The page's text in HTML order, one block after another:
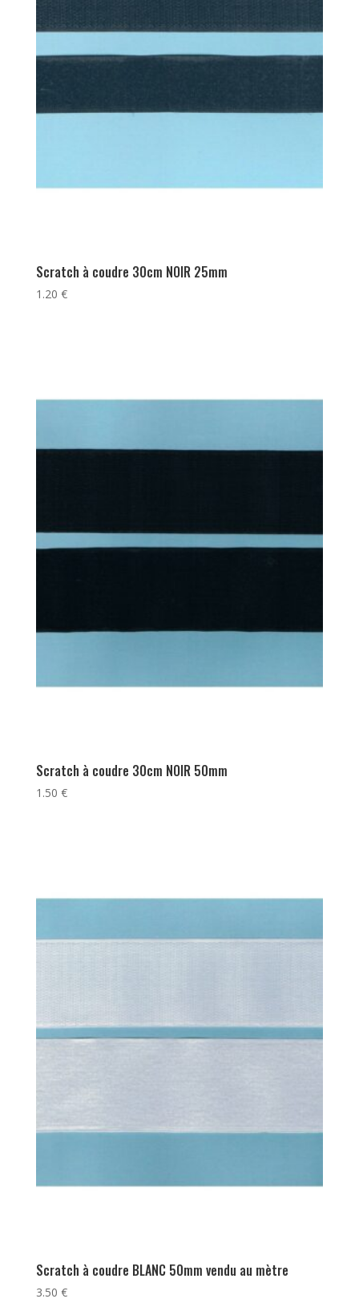
Scratch à coudre 30cm NOIR 25mm
1.20 €
Scratch à coudre 30cm NOIR 50mm
1.50 €
Scratch à coudre BLANC 50mm vendu au mètre
3.50 €